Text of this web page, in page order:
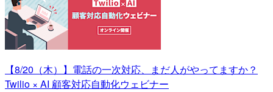
【8/20（木）】電話の一次対応、まだ人がやってますか？
Twilio × AI 顧客対応自動化ウェビナー